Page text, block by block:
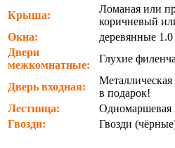
Крыша:
Ломаная или
коричневый
Окна:
деревянные
Двери
межкомнатные:
Глухие
Дверь входная:
в подарок!
Лестница:
Одномаршевая
Гвозди:
Гвозди